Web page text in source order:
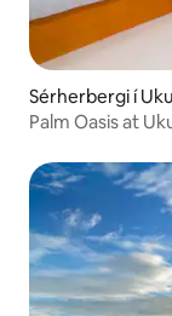
Sérherbergi í
Palm Oasis at